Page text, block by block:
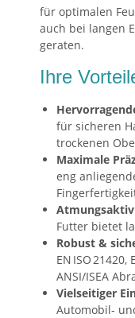
für optimalen
auch bei langen
geraten.
Ihre
für sicheren
trockenen
Maximale
eng
Futter bietet
Robust &
EN ISO 21420,
ANSI/ISEA
Vielseitiger
Automobil‑